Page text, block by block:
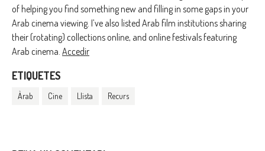
of helping you find something new and filling in some gaps in your
Arab cinema viewing. I’ve also listed Arab film institutions sharing
their (rotating) collections online, and online festivals featuring
Arab cinema. Accedir
ETIQUETES
Àrab Cine Llista Recurs